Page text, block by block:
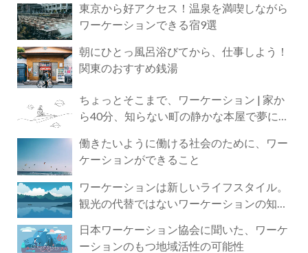
東京から好アクセス！温泉を満喫しながら
ワーケーションできる宿9選
朝にひとっ風呂浴びてから、仕事しよう！
関東のおすすめ銭湯
ちょっとそこまで、ワーケーション | 家か
ら40分、知らない町の静かな本屋で夢に近
働きたいように働ける社会のために、ワー
ケーションができること
ワーケーションは新しいライフスタイル。
観光の代替ではないワーケーションの知ら
日本ワーケーション協会に聞いた、ワーケ
ーションのもつ地域活性の可能性